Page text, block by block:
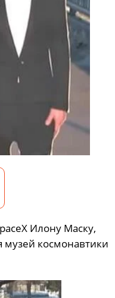
Илону Маску,
музей космонавтики